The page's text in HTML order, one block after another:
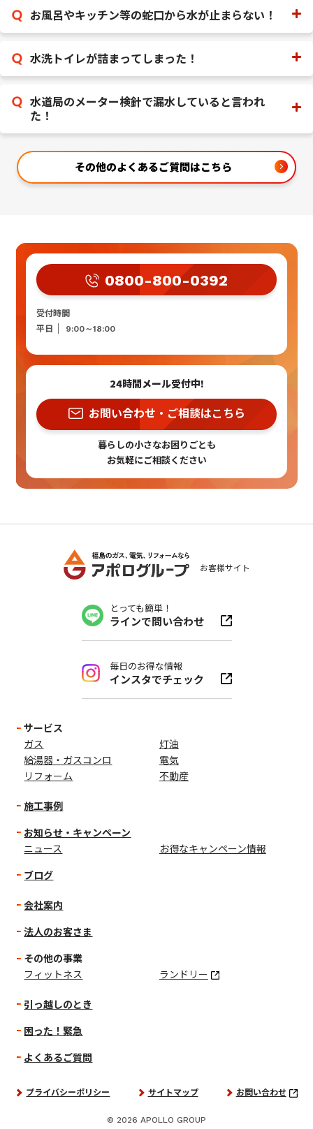
お風呂やキッチン等の蛇口から水が止まらない！
水洗トイレが詰まってしまった！
水道局のメーター検針で漏水していると言われ
た！
その他のよくあるご質問はこちら
0800-800-0392
受付時間
平日
9:00～18:00
24時間メール受付中!
お問い合わせ・ご相談はこちら
暮らしの小さなお困りごとも
お気軽にご相談ください
お客様サイト
とっても簡単！
ラインで問い合わせ
毎日のお得な情報
インスタでチェック
サービス
ガス
灯油
給湯器・ガスコンロ
電気
リフォーム
不動産
施工事例
お知らせ・キャンペーン
ニュース
お得なキャンペーン情報
ブログ
会社案内
法人のお客さま
その他の事業
フィットネス
ランドリー
引っ越しのとき
困った！緊急
よくあるご質問
プライバシーポリシー サイトマップ お問い合わせ
© 2026 APOLLO GROUP